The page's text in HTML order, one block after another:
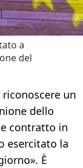
a
del
un
dello
contratto in
esercitato la
È